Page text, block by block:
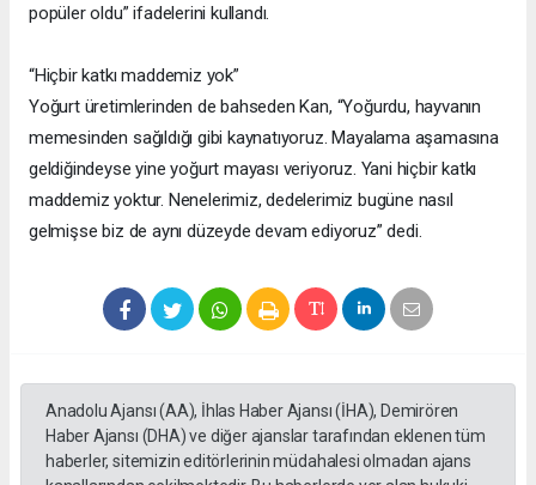
popüler oldu” ifadelerini kullandı.
“Hiçbir katkı maddemiz yok”
Yoğurt üretimlerinden de bahseden Kan, “Yoğurdu, hayvanın
memesinden sağıldığı gibi kaynatıyoruz. Mayalama aşamasına
geldiğindeyse yine yoğurt mayası veriyoruz. Yani hiçbir katkı
maddemiz yoktur. Nenelerimiz, dedelerimiz bugüne nasıl
gelmişse biz de aynı düzeyde devam ediyoruz” dedi.
Anadolu Ajansı (AA), İhlas Haber Ajansı (İHA), Demirören
Haber Ajansı (DHA) ve diğer ajanslar tarafından eklenen tüm
haberler, sitemizin editörlerinin müdahalesi olmadan ajans